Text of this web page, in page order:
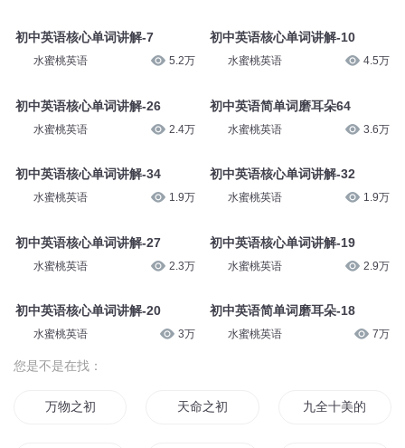
初中英语核心单词讲解-7
水蜜桃英语 5.2万
初中英语核心单词讲解-26
水蜜桃英语 2.4万
初中英语核心单词讲解-34
水蜜桃英语 1.9万
初中英语核心单词讲解-27
水蜜桃英语 2.3万
初中英语核心单词讲解-20
水蜜桃英语 3万
初中英语核心单词讲解-10
水蜜桃英语 4.5万
初中英语简单词磨耳朵64
水蜜桃英语 3.6万
初中英语核心单词讲解-32
水蜜桃英语 1.9万
初中英语核心单词讲解-19
水蜜桃英语 2.9万
初中英语简单词磨耳朵-18
水蜜桃英语 7万
您是不是在找：
万物之初 天命之初 九全十美的初恋